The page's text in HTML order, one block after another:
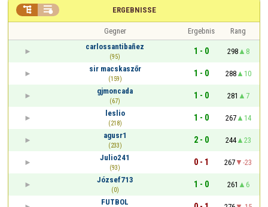
ERGEBNISSE
 
Gegner Ergebnis
Rang
carlossantibañez
(95)
1 - 0 298
8
sir macskaszőr
(159)
1 - 0 288
10
gjmoncada
(67)
1 - 0 281
7
leslio
(218)
1 - 0 267
14
agusr1
(233)
2 - 0 244
23
Julio241
(93)
0 - 1 267
-23
József713
(0)
1 - 0 261
6
FUTBOL